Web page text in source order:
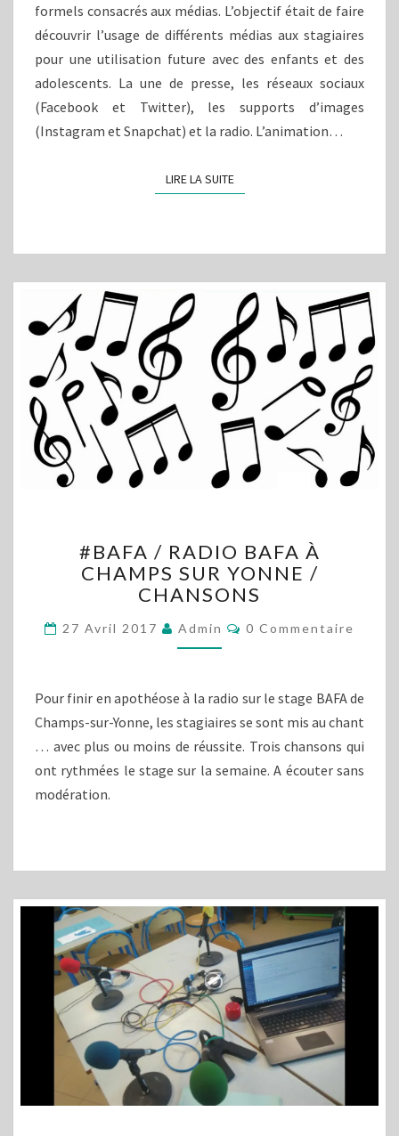
formels consacrés aux médias. L’objectif était de faire
découvrir l’usage de différents médias aux stagiaires
pour une utilisation future avec des enfants et des
adolescents. La une de presse, les réseaux sociaux
(Facebook et Twitter), les supports d’images
(Instagram et Snapchat) et la radio. L’animation…
LIRE LA SUITELIRE LA SUITE
/
RADIO
BAFA
CHAMPS
SUR
CHANSONS
#BAFA / RADIO BAFA À
CHAMPS SUR YONNE /
CHANSONS
27 Avril 2017 Admin Commentaires
0 Commentaire
Pour finir en apothéose à la radio sur le stage BAFA de
Champs-sur-Yonne, les stagiaires se sont mis au chant
… avec plus ou moins de réussite. Trois chansons qui
ont rythmées le stage sur la semaine. A écouter sans
modération.